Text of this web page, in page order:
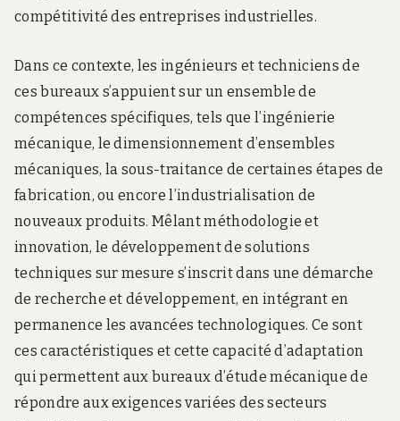
compétitivité des entreprises industrielles.
Dans ce contexte, les ingénieurs et techniciens de
ces bureaux s’appuient sur un ensemble de
compétences spécifiques, tels que l’ingénierie
mécanique, le dimensionnement d’ensembles
mécaniques, la sous-traitance de certaines étapes de
fabrication, ou encore l’industrialisation de
nouveaux produits. Mêlant méthodologie et
innovation, le développement de solutions
techniques sur mesure s’inscrit dans une démarche
de recherche et développement, en intégrant en
permanence les avancées technologiques. Ce sont
ces caractéristiques et cette capacité d’adaptation
qui permettent aux bureaux d’étude mécanique de
répondre aux exigences variées des secteurs